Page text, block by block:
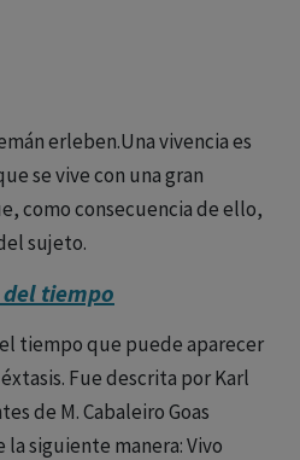
el paciente presenta una
del hemicuerpo izquierdo.
sus propios dedos. Puede
y fallos en la
(agnosia derecha-
síndrome de Gerstman.
paralizados.
parálisis de su miembro pero
ante este miembro como si
aparte, extraño a su
ella o el.
de la reacción vivencial tiene
la reacción vivencial.
erleben.Una vivencia es
se vive con una gran
como consecuencia de ello,
sujeto.
tiempo
tiempo que puede aparecer
Fue descrita por Karl
de M. Cabaleiro Goas
siguiente manera: Vivo